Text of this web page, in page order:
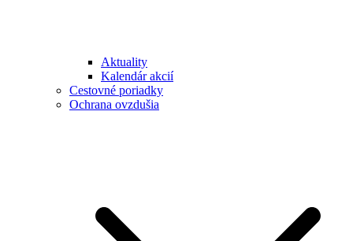
Aktuality
Kalendár akcií
Cestovné poriadky
Ochrana ovzdušia